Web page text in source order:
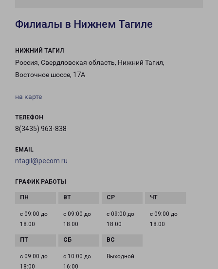
Филиалы в Нижнем Тагиле
НИЖНИЙ ТАГИЛ
Россия, Свердловская область, Нижний Тагил,
Восточное шоссе, 17А
на карте
ТЕЛЕФОН
8(3435) 963-838
EMAIL
ntagil@pecom.ru
ГРАФИК РАБОТЫ
с 09:00 до
18:00
с 09:00 до
18:00
с 09:00 до
18:00
с 09:00 до
18:00
с 09:00 до
18:00
с 10:00 до
16:00
Выходной